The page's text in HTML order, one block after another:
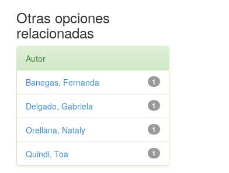
Otras opciones
relacionadas
Autor
1
Banegas, Fernanda
1
Delgado, Gabriela
1
Orellana, Nataly
1
Quindi, Toa